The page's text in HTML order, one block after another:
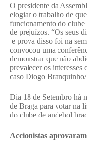
O presidente da
elogiar o trabalho de
funcionamento do clube
de prejuízos. “Os seus
e prova disso foi na
convocou uma
demonstrar que não
prevalecer os interesses
caso Diogo
Dia 18 de Setembro há
de Braga para votar na
do clube de andebol
Accionistas